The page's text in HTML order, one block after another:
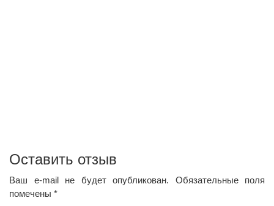
Оставить отзыв
Ваш e-mail не будет опубликован. Обязательные поля
помечены *